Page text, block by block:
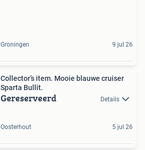
Groningen 9 jul 26
Collector’s item. Mooie blauwe cruiser
Sparta Bullit.
Gereserveerd Details
Oosterhout 5 jul 26